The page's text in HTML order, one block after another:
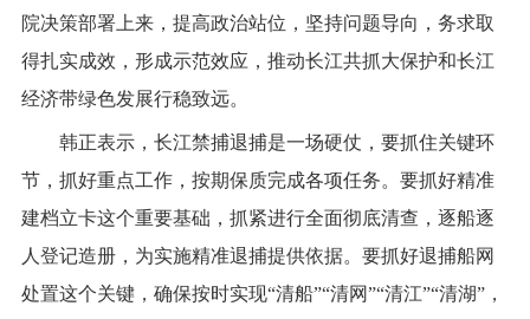
院决策部署上来，提高政治站位，坚持问题导向，务求取
得扎实成效，形成示范效应，推动长江共抓大保护和长江
经济带绿色发展行稳致远。
韩正表示，长江禁捕退捕是一场硬仗，要抓住关键环
节，抓好重点工作，按期保质完成各项任务。要抓好精准
建档立卡这个重要基础，抓紧进行全面彻底清查，逐船逐
人登记造册，为实施精准退捕提供依据。要抓好退捕船网
处置这个关键，确保按时实现“清船”“清网”“清江”“清湖”，